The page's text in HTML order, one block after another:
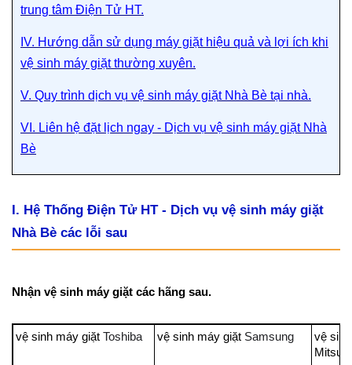
trung tâm Điện Tử HT.
IV. Hướng dẫn sử dụng máy giặt hiệu quả và lợi ích khi
vệ sinh máy giặt thường xuyên.
V. Quy trình dịch vụ vệ sinh máy giặt Nhà Bè tại nhà.
VI. Liên hệ đặt lịch ngay - Dịch vụ vệ sinh máy giặt Nhà
Bè
I. Hệ Thống Điện Tử HT - Dịch vụ vệ sinh máy giặt
Nhà Bè các lỗi sau
Nhận vệ sinh máy giặt các hãng sau.
vệ sinh máy giặtToshiba vệ sinh máy giặt Samsung
vệ